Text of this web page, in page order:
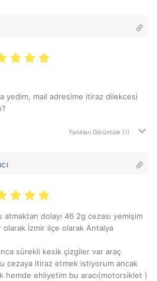
yedim, mail adresime itiraz dilekcesi
Yanıtları Görüntüle (1)
dolayı 46 2g cezası yemişim
İzmir ilçe olarak Antalya
sürekli kesik çizgiler var araç
cezaya itiraz etmek istiyorum ancak
hemde ehliyetim bu aracı(motorsiklet )